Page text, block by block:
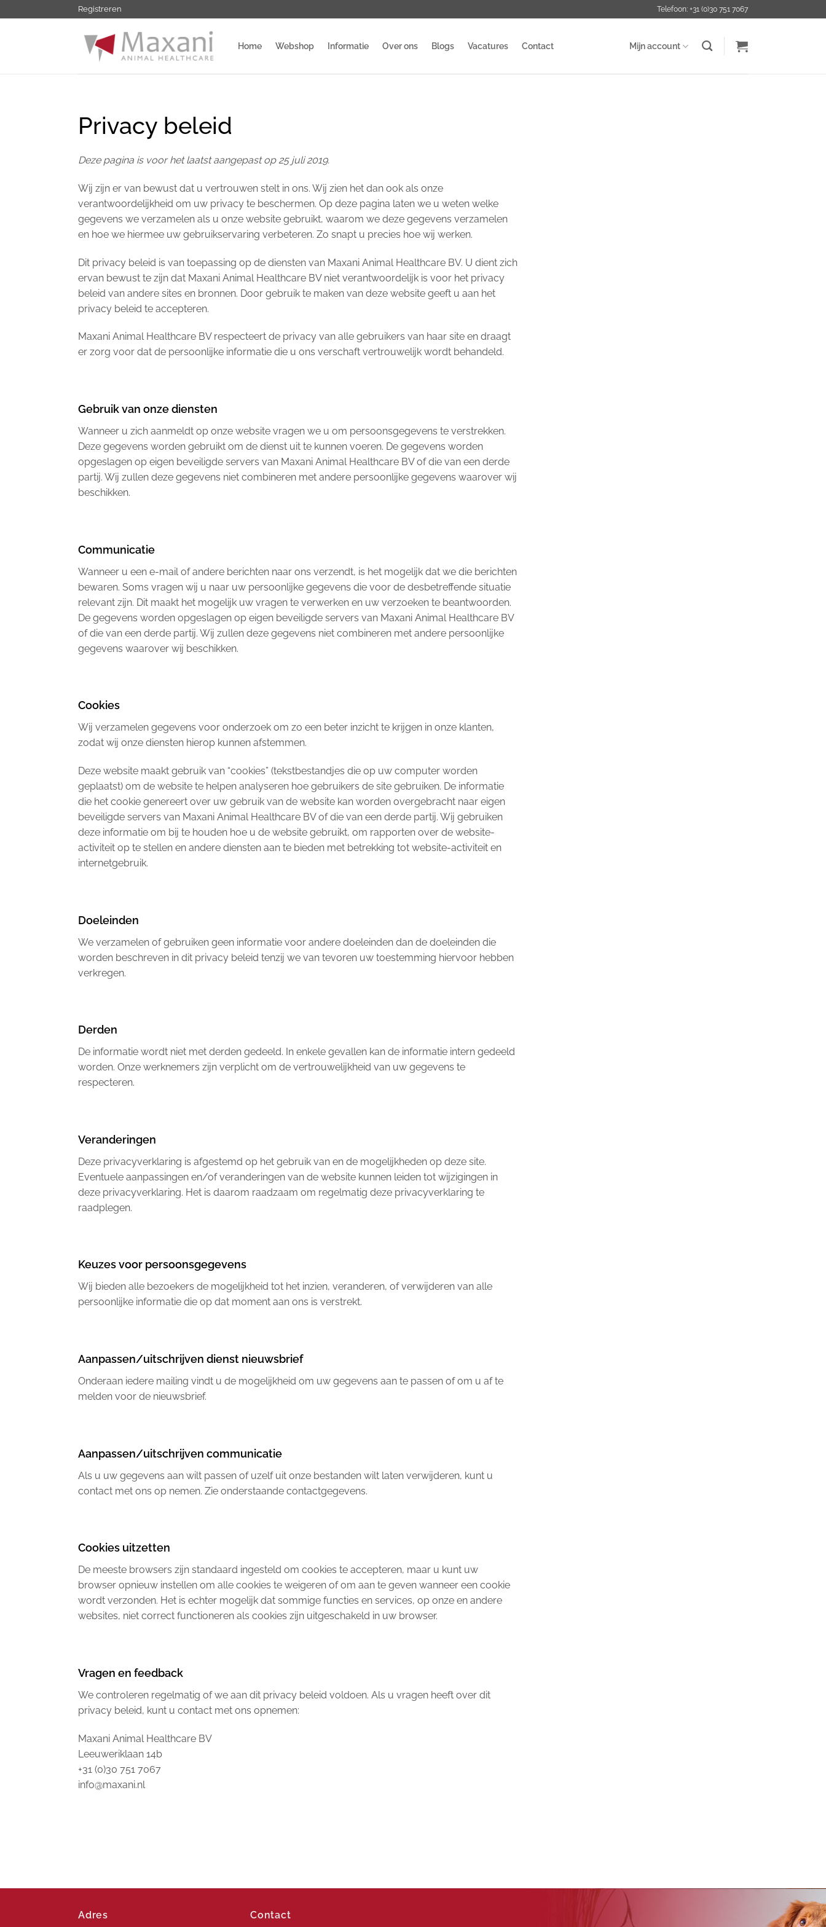
naar
Registreren Telefoon: +31 (0)30 751 7067
Home Webshop Informatie Over ons Blogs Vacatures Contact Mijn account
Privacy beleid
Deze pagina is voor het laatst aangepast op 25 juli 2019.
Wij zijn er van bewust dat u vertrouwen stelt in ons. Wij zien het dan ook als onze
verantwoordelijkheid om uw privacy te beschermen. Op deze pagina laten we u weten welke
gegevens we verzamelen als u onze website gebruikt, waarom we deze gegevens verzamelen
en hoe we hiermee uw gebruikservaring verbeteren. Zo snapt u precies hoe wij werken.
Dit privacy beleid is van toepassing op de diensten van Maxani Animal Healthcare BV. U dient zich
ervan bewust te zijn dat Maxani Animal Healthcare BV niet verantwoordelijk is voor het privacy
beleid van andere sites en bronnen. Door gebruik te maken van deze website geeft u aan het
privacy beleid te accepteren.
Maxani Animal Healthcare BV respecteert de privacy van alle gebruikers van haar site en draagt
er zorg voor dat de persoonlijke informatie die u ons verschaft vertrouwelijk wordt behandeld.
Gebruik van onze diensten
Wanneer u zich aanmeldt op onze website vragen we u om persoonsgegevens te verstrekken.
Deze gegevens worden gebruikt om de dienst uit te kunnen voeren. De gegevens worden
opgeslagen op eigen beveiligde servers van Maxani Animal Healthcare BV of die van een derde
partij. Wij zullen deze gegevens niet combineren met andere persoonlijke gegevens waarover wij
beschikken.
Communicatie
Wanneer u een e-mail of andere berichten naar ons verzendt, is het mogelijk dat we die berichten
bewaren. Soms vragen wij u naar uw persoonlijke gegevens die voor de desbetreffende situatie
relevant zijn. Dit maakt het mogelijk uw vragen te verwerken en uw verzoeken te beantwoorden.
De gegevens worden opgeslagen op eigen beveiligde servers van Maxani Animal Healthcare BV
of die van een derde partij. Wij zullen deze gegevens niet combineren met andere persoonlijke
gegevens waarover wij beschikken.
Cookies
Wij verzamelen gegevens voor onderzoek om zo een beter inzicht te krijgen in onze klanten,
zodat wij onze diensten hierop kunnen afstemmen.
Deze website maakt gebruik van “cookies” (tekstbestandjes die op uw computer worden
geplaatst) om de website te helpen analyseren hoe gebruikers de site gebruiken. De informatie
die het cookie genereert over uw gebruik van de website kan worden overgebracht naar eigen
beveiligde servers van Maxani Animal Healthcare BV of die van een derde partij. Wij gebruiken
deze informatie om bij te houden hoe u de website gebruikt, om rapporten over de website-
activiteit op te stellen en andere diensten aan te bieden met betrekking tot website-activiteit en
internetgebruik.
Doeleinden
We verzamelen of gebruiken geen informatie voor andere doeleinden dan de doeleinden die
worden beschreven in dit privacy beleid tenzij we van tevoren uw toestemming hiervoor hebben
verkregen.
Derden
De informatie wordt niet met derden gedeeld. In enkele gevallen kan de informatie intern gedeeld
worden. Onze werknemers zijn verplicht om de vertrouwelijkheid van uw gegevens te
respecteren.
Veranderingen
Deze privacyverklaring is afgestemd op het gebruik van en de mogelijkheden op deze site.
Eventuele aanpassingen en/of veranderingen van de website kunnen leiden tot wijzigingen in
deze privacyverklaring. Het is daarom raadzaam om regelmatig deze privacyverklaring te
raadplegen.
Keuzes voor persoonsgegevens
Wij bieden alle bezoekers de mogelijkheid tot het inzien, veranderen, of verwijderen van alle
persoonlijke informatie die op dat moment aan ons is verstrekt.
Aanpassen/uitschrijven dienst nieuwsbrief
Onderaan iedere mailing vindt u de mogelijkheid om uw gegevens aan te passen of om u af te
melden voor de nieuwsbrief.
Aanpassen/uitschrijven communicatie
Als u uw gegevens aan wilt passen of uzelf uit onze bestanden wilt laten verwijderen, kunt u
contact met ons op nemen. Zie onderstaande contactgegevens.
Cookies uitzetten
De meeste browsers zijn standaard ingesteld om cookies te accepteren, maar u kunt uw
browser opnieuw instellen om alle cookies te weigeren of om aan te geven wanneer een cookie
wordt verzonden. Het is echter mogelijk dat sommige functies en services, op onze en andere
websites, niet correct functioneren als cookies zijn uitgeschakeld in uw browser.
Vragen en feedback
We controleren regelmatig of we aan dit privacy beleid voldoen. Als u vragen heeft over dit
privacy beleid, kunt u contact met ons opnemen:
Maxani Animal Healthcare BV
Leeuweriklaan 14b
+31 (0)30 751 7067
info@maxani.nl
Adres Contact